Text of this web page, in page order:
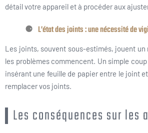
détail votre appareil et à procéder aux
L’état des joints : une nécessité de
Les joints, souvent sous-estimés, jouent un
les problèmes commencent. Un simple
insérant une feuille de papier entre le joint
remplacer vos joints.
Les conséquences sur les